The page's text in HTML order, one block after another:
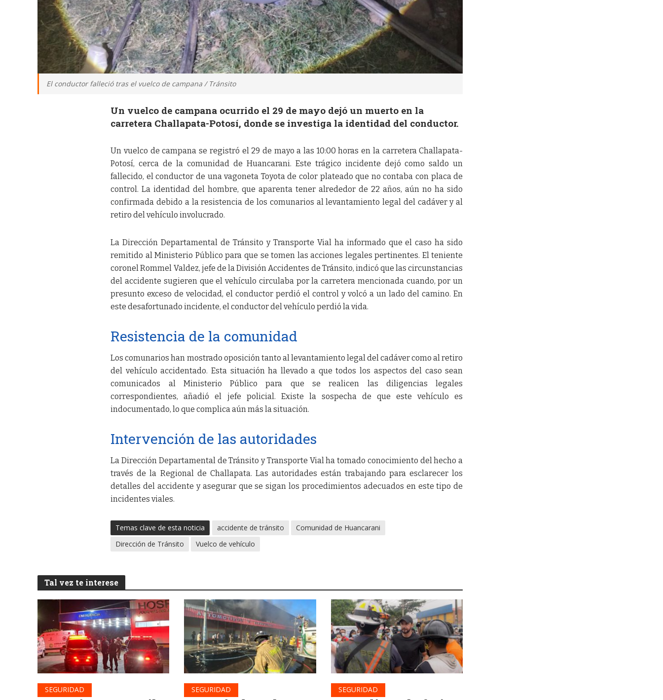
El conductor falleció tras el vuelco de campana / Tránsito
Un vuelco de campana ocurrido el 29 de mayo dejó un muerto en la
carretera Challapata-Potosí, donde se investiga la identidad del conductor.
Un vuelco de campana se registró el 29 de mayo a las 10:00 horas en la carretera Challapata-
Potosí, cerca de la comunidad de Huancarani. Este trágico incidente dejó como saldo un
fallecido, el conductor de una vagoneta Toyota de color plateado que no contaba con placa de
control. La identidad del hombre, que aparenta tener alrededor de 22 años, aún no ha sido
confirmada debido a la resistencia de los comunarios al levantamiento legal del cadáver y al
retiro del vehículo involucrado.
La Dirección Departamental de Tránsito y Transporte Vial ha informado que el caso ha sido
remitido al Ministerio Público para que se tomen las acciones legales pertinentes. El teniente
coronel Rommel Valdez, jefe de la División Accidentes de Tránsito, indicó que las circunstancias
del accidente sugieren que el vehículo circulaba por la carretera mencionada cuando, por un
presunto exceso de velocidad, el conductor perdió el control y volcó a un lado del camino. En
este desafortunado incidente, el conductor del vehículo perdió la vida.
Resistencia de la comunidad
Los comunarios han mostrado oposición tanto al levantamiento legal del cadáver como al retiro
del vehículo accidentado. Esta situación ha llevado a que todos los aspectos del caso sean
comunicados al Ministerio Público para que se realicen las diligencias legales
correspondientes, añadió el jefe policial. Existe la sospecha de que este vehículo es
indocumentado, lo que complica aún más la situación.
Intervención de las autoridades
La Dirección Departamental de Tránsito y Transporte Vial ha tomado conocimiento del hecho a
través de la Regional de Challapata. Las autoridades están trabajando para esclarecer los
detalles del accidente y asegurar que se sigan los procedimientos adecuados en este tipo de
incidentes viales.
Temas clave de esta noticia accidente de tránsito
Comunidad de Huancarani
Dirección de Tránsito
Vuelco de vehículo
Tal vez te interese
SEGURIDAD SEGURIDAD SEGURIDAD